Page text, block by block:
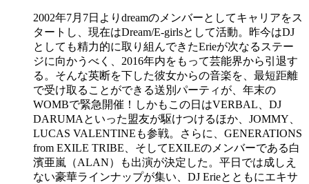
2002年7月7日よりdreamのメンバーとしてキャリアをス
タートし、現在はDream/E-girlsとして活動。昨今はDJ
としても精力的に取り組んできたErieが次なるステー
ジに向かうべく、2016年内をもって芸能界から引退す
る。そんな英断を下した彼女からの音楽を、最短距離
で受け取ることができる送別パーティが、年末の
WOMBで緊急開催！しかもこの日はVERBAL、DJ
DARUMAといった盟友が駆けつけるほか、JOMMY、
LUCAS VALENTINEも参戦。さらに、GENERATIONS
from EXILE TRIBE、そしてEXILEのメンバーである白
濱亜嵐（ALAN）も出演が決定した。平日では成しえ
ない豪華ラインナップが集い、DJ Erieとともにエキサ